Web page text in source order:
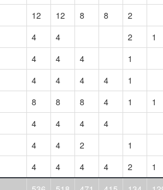
12 12 8 8
2
4 4 2
1
4 4 4
1
4 4 4 4
1
8 8 8 4 1
1
4 4 4
4
4 4 2
1
4 4 4 4 2
1